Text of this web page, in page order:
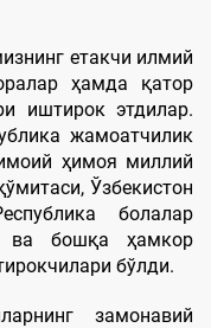
етакчи илмий
ҳамда қатор
иштирок этдилар.
жамоатчилик
ҳимоя миллий
Ўзбекистон
болалар
ва бошқа ҳамкор
бўлди.
замонавий